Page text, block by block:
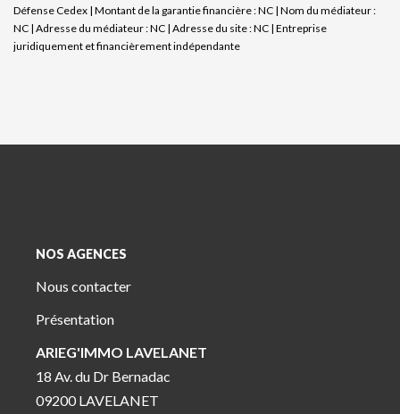
Défense Cedex | Montant de la garantie financière : NC | Nom du médiateur :
NC | Adresse du médiateur : NC | Adresse du site : NC | Entreprise
juridiquement et financièrement indépendante
NOS AGENCES
Nous contacter
Présentation
ARIEG'IMMO LAVELANET
18 Av. du Dr Bernadac
09200 LAVELANET